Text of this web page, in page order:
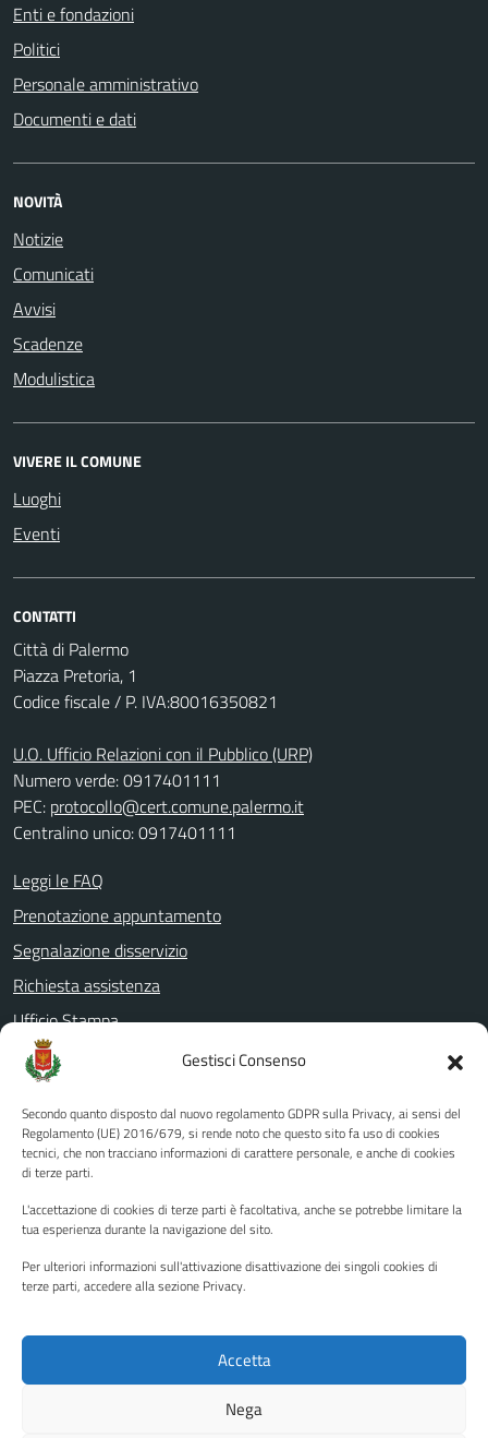
Gestisci Consenso
Secondo quanto disposto dal nuovo regolamento GDPR sulla Privacy, ai sensi del
Regolamento (UE) 2016/679, si rende noto che questo sito fa uso di cookies
tecnici, che non tracciano informazioni di carattere personale, e anche di cookies
di terze parti.
L'accettazione di cookies di terze parti è facoltativa, anche se potrebbe limitare la
tua esperienza durante la navigazione del sito.
Per ulteriori informazioni sull'attivazione disattivazione dei singoli cookies di
terze parti, accedere alla sezione Privacy.
Accetta
Nega
Enti e fondazioni
Politici
Personale amministrativo
Documenti e dati
NOVITÀ
Notizie
Comunicati
Avvisi
Scadenze
Modulistica
VIVERE IL COMUNE
Luoghi
Eventi
CONTATTI
Città di Palermo
Piazza Pretoria, 1
Codice fiscale / P. IVA:80016350821
U.O. Ufficio Relazioni con il Pubblico (URP)
Numero verde: 0917401111
PEC: protocollo@cert.comune.palermo.it
Centralino unico: 0917401111
Leggi le FAQ
Prenotazione appuntamento
Segnalazione disservizio
Richiesta assistenza
Ufficio Stampa
Amministrazione Trasparente
Albo pretorio
Informativa privacy
Note legali
Piano di miglioramento del sito
Instagram